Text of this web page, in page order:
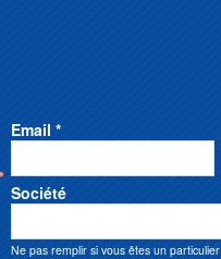
Email *
Société
Ne pas remplir si vous êtes un particulier